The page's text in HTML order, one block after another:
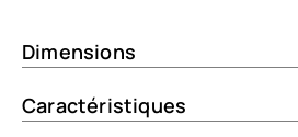
Dimensions
Caractéristiques